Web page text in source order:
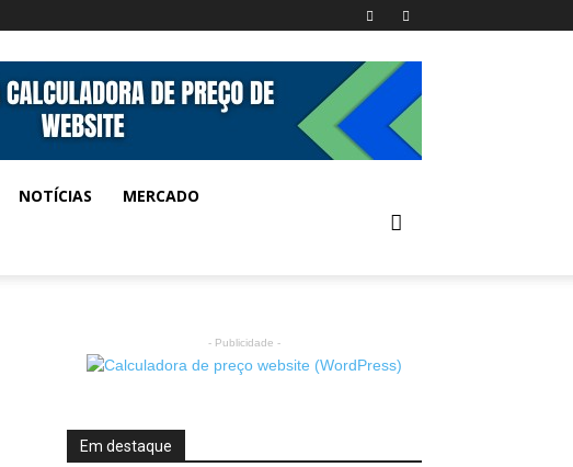
NOTÍCIAS MERCADO
- Publicidade -
Em destaque